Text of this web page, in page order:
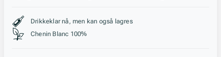
Stil, lagring og råstoff
Drikkeklar nå, men kan også lagres
Chenin Blanc 100%